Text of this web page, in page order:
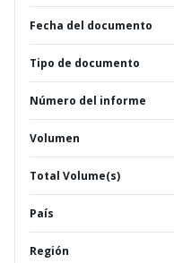
Fecha del documento
Tipo de documento
Número del informe
Volumen
Total Volume(s)
País
Región